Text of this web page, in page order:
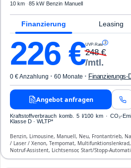
10 km· ·85 kW· Benzin· Manuell
Finanzierung Leasing
226 €UVP-Rate 3
248€
/mtl.
0 € Anzahlung · 60 Monate · Finanzierungs-
Angebot anfragen
Kraftstoffverbrauch komb. 5 l/100 km · CO₂-
Klasse D · WLTP*
Benzin, Limousine, Manuell, Neu, Frontantrieb,
/ Laser / Xenon, Tempomat,
Notruf-Assistent, Lichtsensor, Start/Stopp-
Freisprecheinrichtung, ESP, ABS, Klimatisierung,